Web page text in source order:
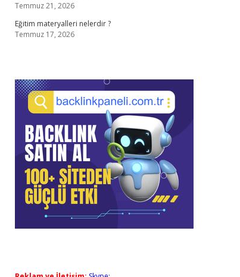
Temmuz 21, 2026
Eğitim materyalleri nelerdir ?
Temmuz 17, 2026